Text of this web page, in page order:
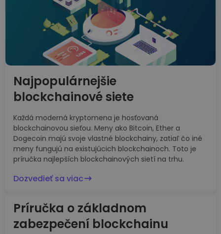
Najpopulárnejšie
blockchainové siete
Každá moderná kryptomena je hosťovaná
blockchainovou sieťou. Meny ako Bitcoin, Ether a
Dogecoin majú svoje vlastné blockchainy, zatiaľ čo iné
meny fungujú na existujúcich blockchainoch. Toto je
príručka najlepších blockchainových sietí na trhu.
Dozvedieť sa viac
Príručka o základnom
zabezpečení blockchainu